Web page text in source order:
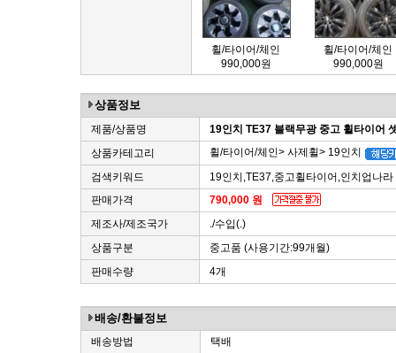
휠/타이어/체인
990,000원
휠/타이어/체인
990,000원
상품정보
제품/상품명
19인치 TE37 블랙무광 중고 휠타이어
상품카테고리
휠/타이어/체인> 사제휠> 19인치
검색키워드
19인치,TE37,중고휠타이어,인치업나라
판매가격
790,000 원
제조사/제조국가
./수입(.)
상품구분
중고품 (사용기간:99개월)
판매수량
4개
배송/환불정보
배송방법
택배